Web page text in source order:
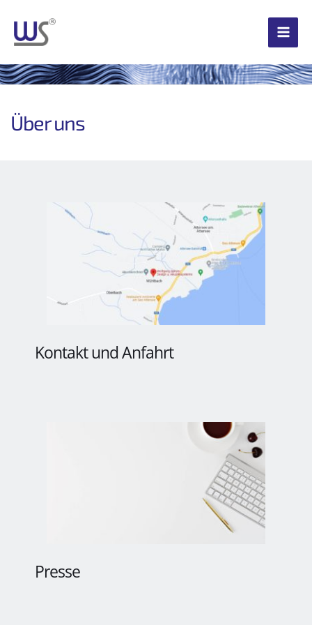
Inhalt
springen
Über uns
Kontakt und Anfahrt
Presse